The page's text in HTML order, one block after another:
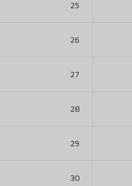
25
26
27
28
29
30